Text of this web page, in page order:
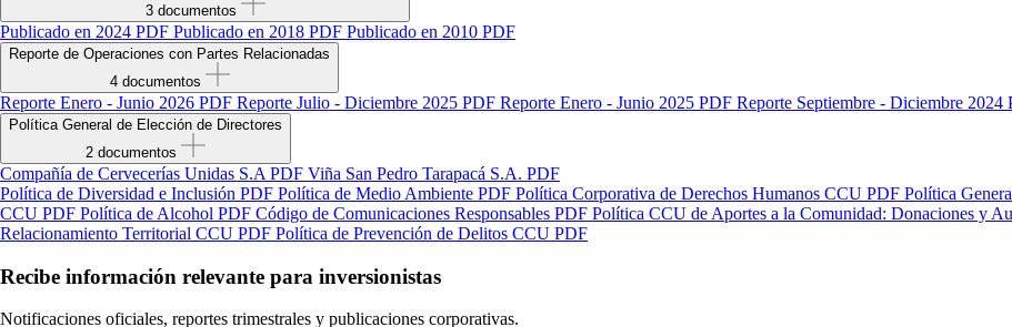
3 documentos
Publicado en 2024 PDF Publicado en 2018 PDF Publicado en 2010 PDF
Reporte de Operaciones con Partes Relacionadas
4 documentos
Reporte Enero - Junio 2026 PDF Reporte Julio - Diciembre 2025 PDF Reporte Enero - Junio 2025 PDF Reporte Septiembre - Diciembre 2024
Política General de Elección de Directores
2 documentos
Compañía de Cervecerías Unidas S.A PDF Viña San Pedro Tarapacá S.A. PDF
Política de Diversidad e Inclusión PDF Política de Medio Ambiente PDF Política Corporativa de Derechos Humanos CCU PDF Política
CCU PDF Política de Alcohol PDF Código de Comunicaciones Responsables PDF Política CCU de Aportes a la Comunidad: Donaciones y
Relacionamiento Territorial CCU PDF Política de Prevención de Delitos CCU PDF
Recibe información relevante para inversionistas
Notificaciones oficiales, reportes trimestrales y publicaciones corporativas.